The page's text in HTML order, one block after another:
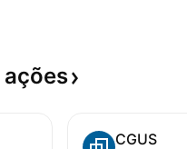
ações
CGUS